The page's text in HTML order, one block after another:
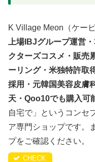
K Village Meon（ケー
上場IBJグループ運営
クターズコスメ・販売
ーリング・米独特許取
採用・元韓国美容皮膚
天・Qoo10でも購入可
自宅で」というコンセ
ア専門ショップです。
プをご確認ください。